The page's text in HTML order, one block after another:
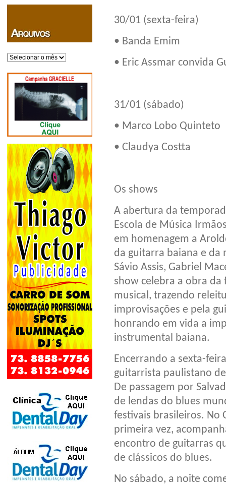
Arquivos
30/01 (sexta-feira)
• Banda Emim
• Eric Assmar convida
31/01 (sábado)
• Marco Lobo Quinteto
• Claudya Costta
Os shows
A abertura da
Escola de Música
em homenagem a
da guitarra baiana e da
Sávio Assis, Gabriel
show celebra a obra da
musical, trazendo
improvisações e pela
honrando em vida a
instrumental baiana.
Encerrando a sexta-
guitarrista paulistano
De passagem por
de lendas do blues
festivais brasileiros. No
primeira vez,
encontro de guitarras
de clássicos do blues.
No sábado, a noite